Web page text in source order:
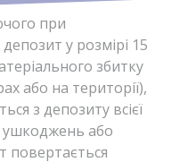
при
у розмірі 15
збитку
або на території),
з депозиту всієї
ушкоджень або
повертається